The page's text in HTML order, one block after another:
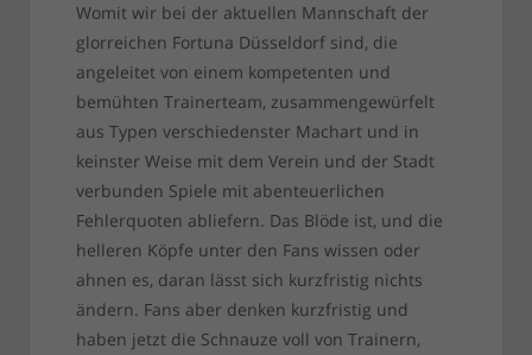
Womit wir bei der aktuellen Mannschaft der
glorreichen Fortuna Düsseldorf sind, die
angeleitet von einem kompetenten und
bemühten Trainerteam, zusammengewürfelt
aus Typen verschiedenster Machart und in
keinster Weise mit dem Verein und der Stadt
verbunden Spiele mit abenteuerlichen
Fehlerquoten abliefern. Das Blöde ist, und die
helleren Köpfe unter den Fans wissen oder
ahnen es, daran lässt sich kurzfristig nichts
ändern. Fans aber denken kurzfristig und
haben jetzt die Schnauze voll von Trainern,